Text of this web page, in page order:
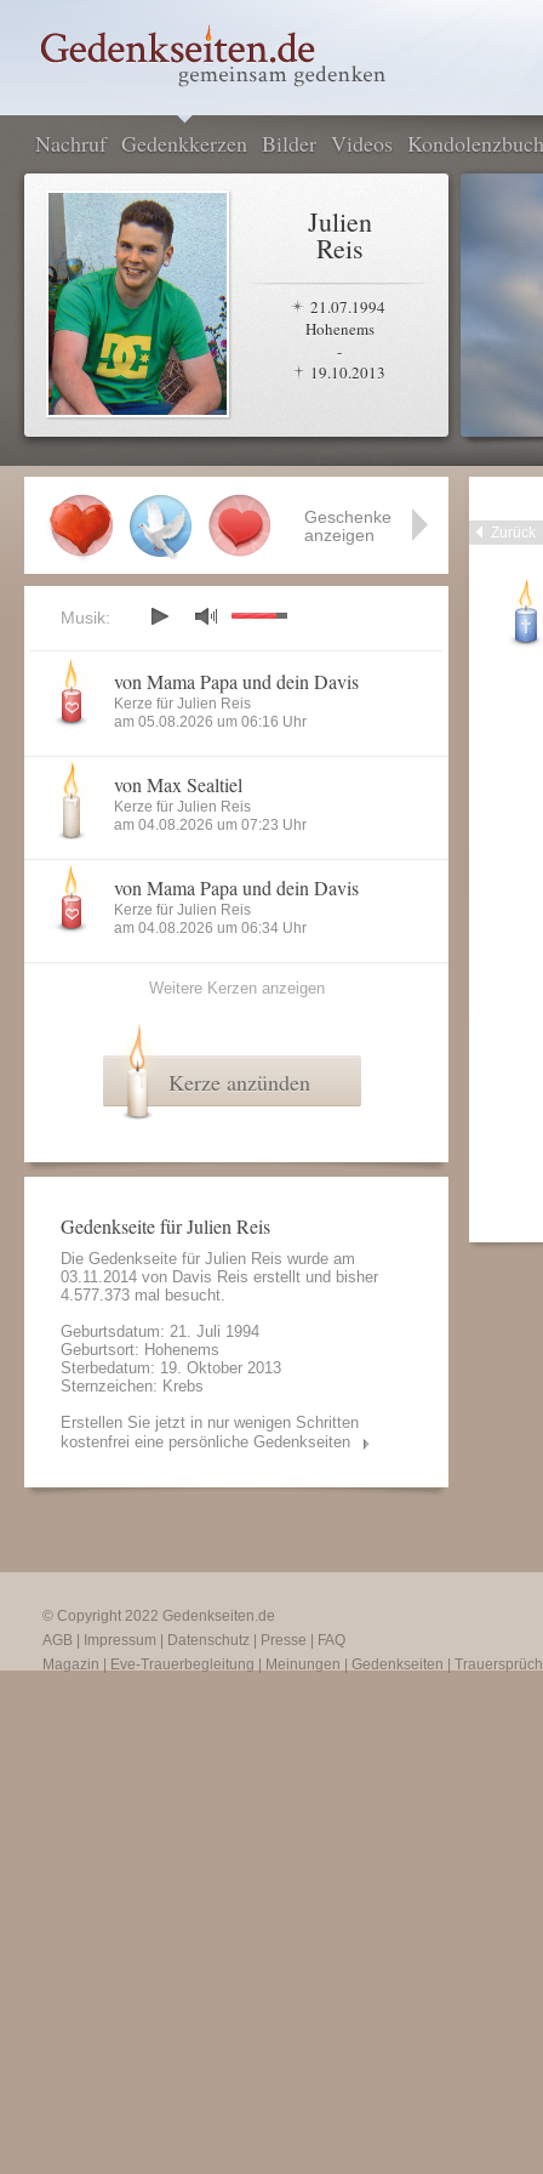
Nachruf Gedenkkerzen Bilder Videos Kondolenzbuch
Julien
Reis
21.07.1994
Hohenems
-
19.10.2013
Zurück
Geschenke
anzeigen
Musik:
von Mama Papa und dein Davis
Kerze für Julien Reis
am 05.08.2026 um 06:16 Uhr
von Max Sealtiel
Kerze für Julien Reis
am 04.08.2026 um 07:23 Uhr
von Mama Papa und dein Davis
Kerze für Julien Reis
am 04.08.2026 um 06:34 Uhr
Weitere Kerzen anzeigen
Kerze anzünden
Gedenkseite für Julien Reis
Die Gedenkseite für Julien Reis wurde am
03.11.2014 von Davis Reis erstellt und bisher
4.577.373 mal besucht.
Geburtsdatum: 21. Juli 1994
Geburtsort: Hohenems
Sterbedatum: 19. Oktober 2013
Sternzeichen: Krebs
Erstellen Sie jetzt in nur wenigen Schritten
kostenfrei eine persönliche Gedenkseiten
© Copyright 2022 Gedenkseiten.de
AGB
Impressum Datenschutz Presse
FAQ
Magazin
Eve-Trauerbegleitung Meinungen Gedenkseiten